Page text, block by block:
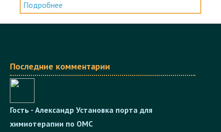
химиотерапии по ОМС
07 ноября 2020